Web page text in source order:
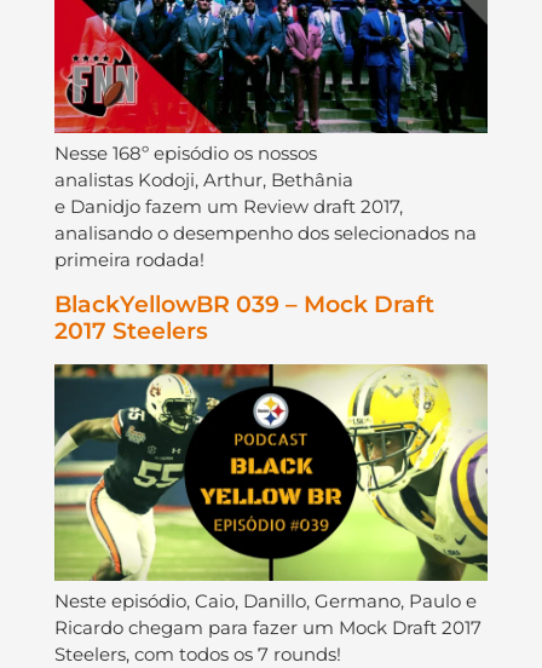
Nesse 168º episódio os nossos
analistas Kodoji, Arthur, Bethânia
e Danidjo fazem um Review draft 2017,
analisando o desempenho dos selecionados na
primeira rodada!
BlackYellowBR 039 – Mock Draft
2017 Steelers
Neste episódio, Caio, Danillo, Germano, Paulo e
Ricardo chegam para fazer um Mock Draft 2017
Steelers, com todos os 7 rounds!